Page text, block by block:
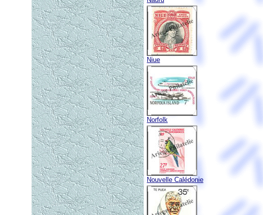
Niue
Norfolk
Nouvelle Calédonie